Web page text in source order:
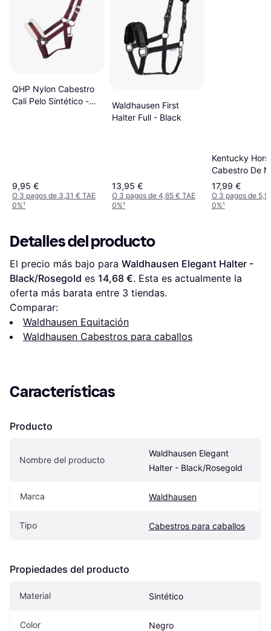
QHP Nylon Cabestro
Cali Pelo Sintético -
9,95 €
O 3 pagos de 3,31 € TAE
0%¹
Waldhausen First
Halter Full - Black
13,95 €
O 3 pagos de 4,65 € TAE
0%¹
Kentucky
Cabestro De
Breakaway -
17,99 €
O 3 pagos de
0%¹
Detalles del producto
El precio más bajo para Waldhausen Elegant Halter -
Black/Rosegold es 14,68 €. Esta es actualmente la
oferta más barata entre 3 tiendas.
Comparar:
Waldhausen Equitación
Waldhausen Cabestros para caballos
Características
Producto
Nombre del producto
Waldhausen Elegant
Halter - Black/Rosegold
Marca Waldhausen
Tipo Cabestros para caballos
Propiedades del producto
Material Sintético
Color Negro